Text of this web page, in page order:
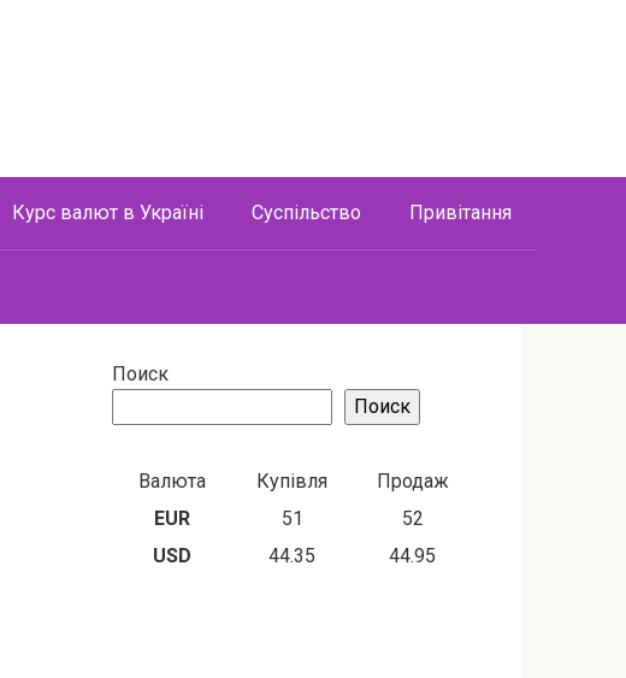
Курс валют в Україні Суспільство Привітання
Поиск
Поиск
Валюта Купівля
Продаж
EUR
51
52
USD
44.35 44.95